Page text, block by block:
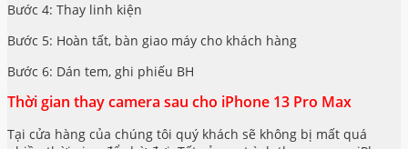
Bước 4: Thay linh kiện
Bước 5: Hoàn tất, bàn giao máy cho khách hàng
Bước 6: Dán tem, ghi phiếu BH
Thời gian thay camera sau cho iPhone 13 Pro Max
Tại cửa hàng của chúng tôi quý khách sẽ không bị mất quá